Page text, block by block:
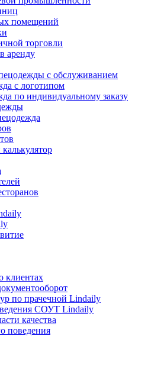
помещений
торговли
аренду
с обслуживанием
с логотипом
по индивидуальному заказу
клиентах
по прачечной Lindaily
СОУТ Lindaily
качества
поведения